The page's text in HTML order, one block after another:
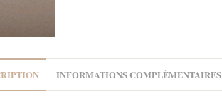
INFORMATIONS COMPLÉMENTAIRES